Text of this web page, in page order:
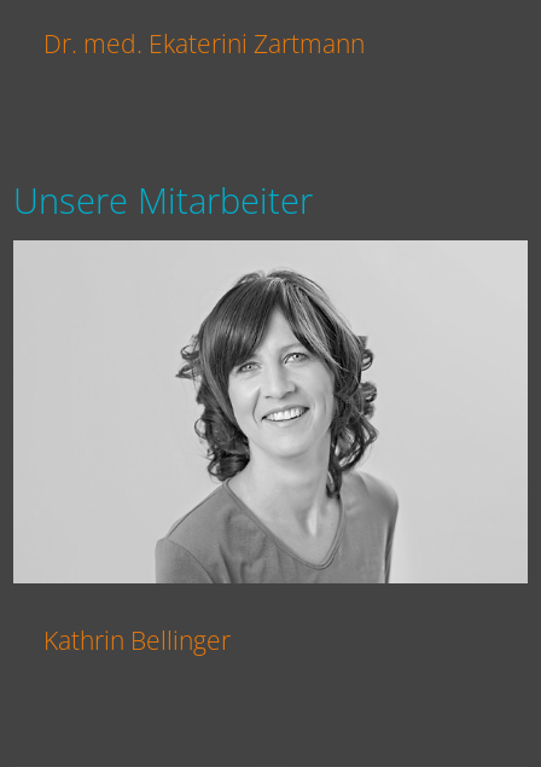
Dr. med. Ekaterini Zartmann
Unsere Mitarbeiter
Kathrin Bellinger